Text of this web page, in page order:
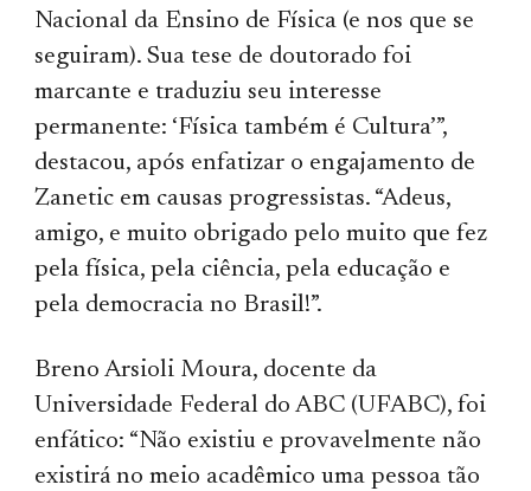
Nacional da Ensino de Física (e nos que se
seguiram). Sua tese de doutorado foi
marcante e traduziu seu interesse
permanente: ‘Física também é Cultura’”,
destacou, após enfatizar o engajamento de
Zanetic em causas progressistas. “Adeus,
amigo, e muito obrigado pelo muito que fez
pela física, pela ciência, pela educação e
pela democracia no Brasil!”.
Breno Arsioli Moura, docente da
Universidade Federal do ABC (UFABC), foi
enfático: “Não existiu e provavelmente não
existirá no meio acadêmico uma pessoa tão